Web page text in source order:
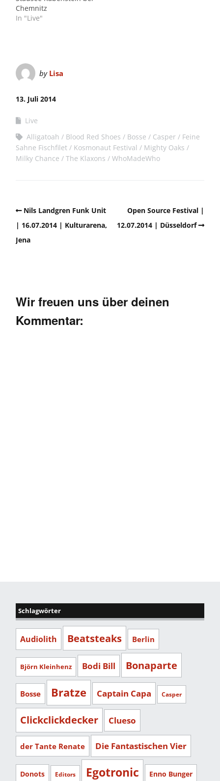
Chemnitz
In "Live"
by Lisa
13. Juli 2014
Live
Alligatoah
Blood Red Shoes Bosse Casper
Feine
Sahne Fischfilet
Kosmonaut Festival
Mighty Oaks
Milky Chance
The Klaxons WhoMadeWho
Nils Landgren Funk Unit
| 16.07.2014 | Kulturarena,
Jena
Open Source Festival |
12.07.2014 | Düsseldorf
Wir freuen uns über deinen
Kommentar:
Schlagwörter
Audiolith Beatsteaks Berlin
Björn Kleinhenz Bodi Bill Bonaparte
Bosse Bratze Captain Capa Casper
Clickclickdecker Clueso
der Tante Renate Die Fantastischen Vier
Donots Editors Egotronic Enno Bunger